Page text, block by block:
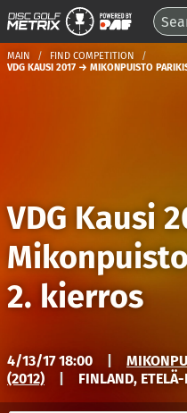
MAIN
FIND COMPETITION
VDG KAUSI 2017 → MIKONPUISTO
VDG Kausi
Mikonpuisto
2. kierros
4/13/17 18:00
(2012)
FINLAND,